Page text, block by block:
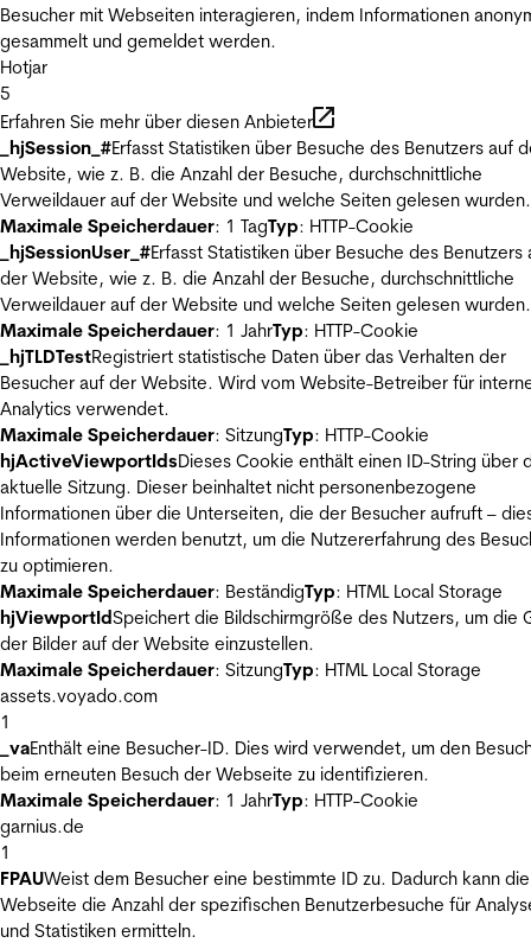
Besucher mit Webseiten interagieren, indem Informationen
gesammelt und gemeldet werden.
Hotjar
5
Erfahren Sie mehr über diesen Anbieter
_hjSession_#Erfasst Statistiken über Besuche des Benutzers auf
Website, wie z. B. die Anzahl der Besuche, durchschnittliche
Verweildauer auf der Website und welche Seiten gelesen wurden.
Maximale Speicherdauer: 1 TagTyp: HTTP-Cookie
_hjSessionUser_#Erfasst Statistiken über Besuche des Benutzers
der Website, wie z. B. die Anzahl der Besuche, durchschnittliche
Verweildauer auf der Website und welche Seiten gelesen wurden.
Maximale Speicherdauer: 1 JahrTyp: HTTP-Cookie
_hjTLDTestRegistriert statistische Daten über das Verhalten der
Besucher auf der Website. Wird vom Website-Betreiber für
Analytics verwendet.
Maximale Speicherdauer: SitzungTyp: HTTP-Cookie
hjActiveViewportIdsDieses Cookie enthält einen ID-String über
aktuelle Sitzung. Dieser beinhaltet nicht personenbezogene
Informationen über die Unterseiten, die der Besucher aufruft –
Informationen werden benutzt, um die Nutzererfahrung des
zu optimieren.
Maximale Speicherdauer: BeständigTyp: HTML Local Storage
hjViewportIdSpeichert die Bildschirmgröße des Nutzers, um die
der Bilder auf der Website einzustellen.
Maximale Speicherdauer: SitzungTyp: HTML Local Storage
assets.voyado.com
1
_vaEnthält eine Besucher-ID. Dies wird verwendet, um den
beim erneuten Besuch der Webseite zu identifizieren.
Maximale Speicherdauer: 1 JahrTyp: HTTP-Cookie
garnius.de
1
FPAUWeist dem Besucher eine bestimmte ID zu. Dadurch kann die
Webseite die Anzahl der spezifischen Benutzerbesuche für
und Statistiken ermitteln.